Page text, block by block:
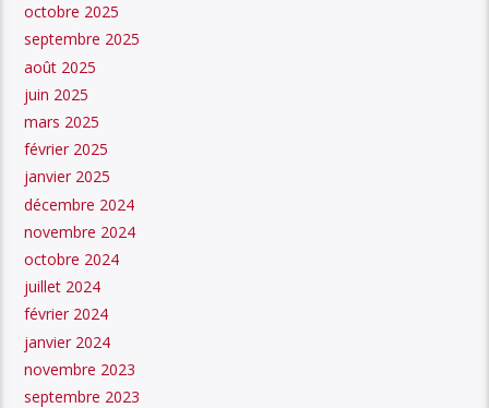
octobre 2025
septembre 2025
août 2025
juin 2025
mars 2025
février 2025
janvier 2025
décembre 2024
novembre 2024
octobre 2024
juillet 2024
février 2024
janvier 2024
novembre 2023
septembre 2023